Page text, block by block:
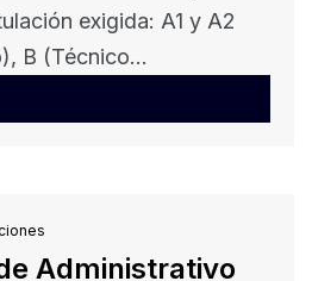
exigida: A1 y A2
B (Técnico...
Administrativo